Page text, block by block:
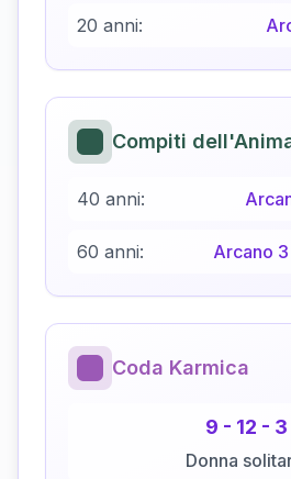
20 anni:
Compiti
40 anni:
60 anni: Arcano 3
Coda Karmica
9 - 12 - 3
Donna